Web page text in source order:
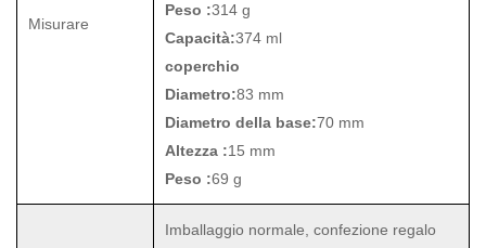
Misurare
Peso :314 g
Capacità:374 ml
coperchio
Diametro:83 mm
Diametro della base:70 mm
Altezza :15 mm
Peso :69 g
Imballaggio normale, confezione regalo